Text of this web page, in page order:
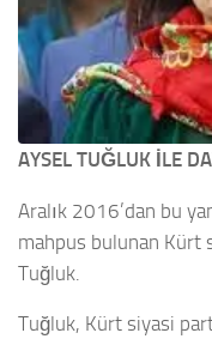
AYSEL TUĞLUK İLE
Aralık 2016’dan bu
mahpus bulunan Kürt
Tuğluk.
Tuğluk, Kürt siyasi